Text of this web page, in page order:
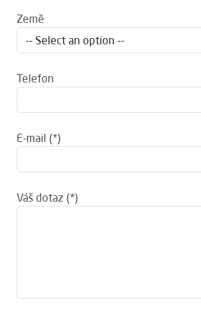
Země
Telefon
E-mail
Váš dotaz